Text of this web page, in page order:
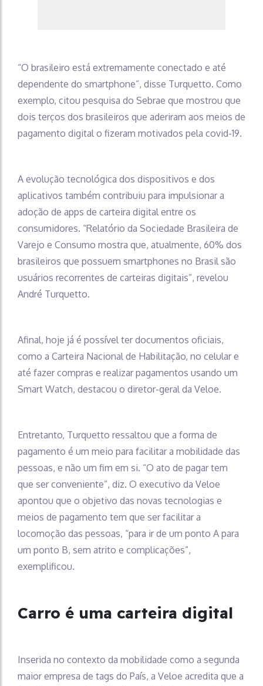
“O brasileiro está extremamente conectado e até
dependente do smartphone”, disse Turquetto. Como
exemplo, citou pesquisa do Sebrae que mostrou que
dois terços dos brasileiros que aderiram aos meios de
pagamento digital o fizeram motivados pela covid-19.
A evolução tecnológica dos dispositivos e dos
aplicativos também contribuiu para impulsionar a
adoção de apps de carteira digital entre os
consumidores. “Relatório da Sociedade Brasileira de
Varejo e Consumo mostra que, atualmente, 60% dos
brasileiros que possuem smartphones no Brasil são
usuários recorrentes de carteiras digitais”, revelou
André Turquetto.
Afinal, hoje já é possível ter documentos oficiais,
como a Carteira Nacional de Habilitação, no celular e
até fazer compras e realizar pagamentos usando um
Smart Watch, destacou o diretor-geral da Veloe.
Entretanto, Turquetto ressaltou que a forma de
pagamento é um meio para facilitar a mobilidade das
pessoas, e não um fim em si. “O ato de pagar tem
que ser conveniente”, diz. O executivo da Veloe
apontou que o objetivo das novas tecnologias e
meios de pagamento tem que ser facilitar a
locomoção das pessoas, “para ir de um ponto A para
um ponto B, sem atrito e complicações”,
exemplificou.
Carro é uma carteira digital
Inserida no contexto da mobilidade como a segunda
maior empresa de tags do País, a Veloe acredita que a